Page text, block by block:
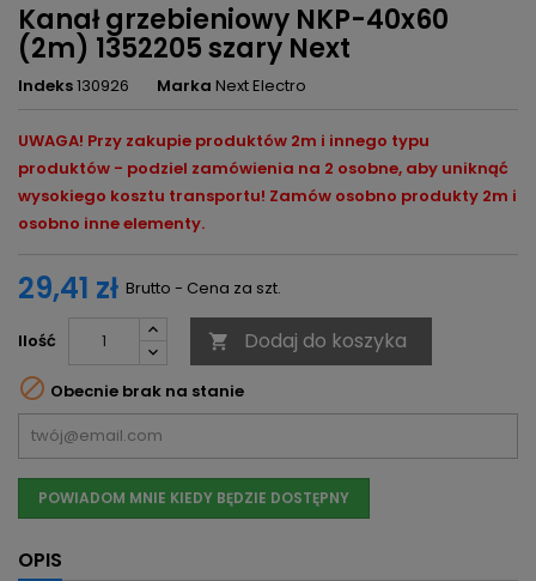
Kanał grzebieniowy NKP-40x60
(2m) 1352205 szary Next
Indeks130926 Marka Next Electro
UWAGA! Przy zakupie produktów 2m i innego typu
produktów - podziel zamówienia na 2 osobne, aby uniknąć
wysokiego kosztu transportu! Zamów osobno produkty 2m i
osobno inne elementy.
29,41 zł Brutto - Cena za szt.
Ilość  Dodaj do koszyka
 Obecnie brak na stanie
POWIADOM MNIE KIEDY BĘDZIE DOSTĘPNY
OPIS